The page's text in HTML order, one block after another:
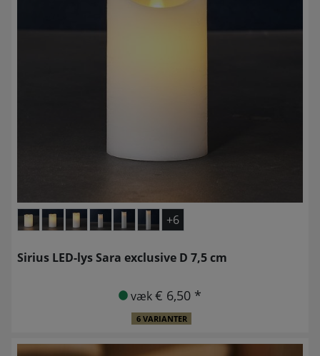
+6
Sirius LED-lys Sara exclusive D 7,5 cm
væk€ 6,50 *
6 VARIANTER